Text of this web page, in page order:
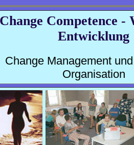
Change Competence -
Entwicklung
Change Management
Organisation